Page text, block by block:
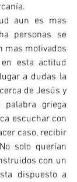
personas se
mas motivados
esta actitud
a dudas la
de Jesús y
griega
escuchar con
caso, recibir
solo querían
con un
dispuesto a